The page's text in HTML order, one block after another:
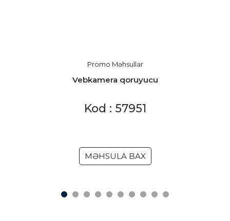
Promo Məhsullar
Vebkamera qoruyucu
Kod : 57951
MƏHSULA BAX